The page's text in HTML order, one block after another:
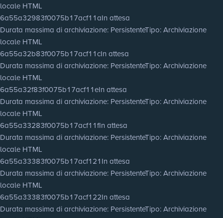
locale HTML
6a55a32983f0075b17acf11aIn attesa
Durata massima di archiviazione: PersistenteTipo: Archiviazione
locale HTML
6a55a32b83f0075b17acf11cIn attesa
Durata massima di archiviazione: PersistenteTipo: Archiviazione
locale HTML
6a55a32f83f0075b17acf11eIn attesa
Durata massima di archiviazione: PersistenteTipo: Archiviazione
locale HTML
6a55a33283f0075b17acf11fIn attesa
Durata massima di archiviazione: PersistenteTipo: Archiviazione
locale HTML
6a55a33383f0075b17acf121In attesa
Durata massima di archiviazione: PersistenteTipo: Archiviazione
locale HTML
6a55a33383f0075b17acf122In attesa
Durata massima di archiviazione: PersistenteTipo: Archiviazione